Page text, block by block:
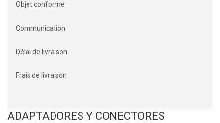
Objet conforme
Communication
Délai de livraison
Frais de livraison
ADAPTADORES Y CONECTORES